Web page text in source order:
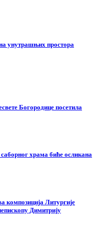
унутрашњих простора
Богородице посетила
храма биће осликана
композиција Литургије
Димитрију